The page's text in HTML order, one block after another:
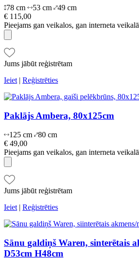
78 cm 53 cm
49 cm
€ 115,00
Pieejams gan veikalos, gan interneta veikalā
Jums jābūt reģistrētam
Ieiet| Reģistrēties
Paklājs Ambera, 80x125cm
125 cm
80 cm
€ 49,00
Pieejams gan veikalos, gan interneta veikalā
Jums jābūt reģistrētam
Ieiet | Reģistrēties
Sānu galdiņš Waren, sinterētais
D53cm H48cm